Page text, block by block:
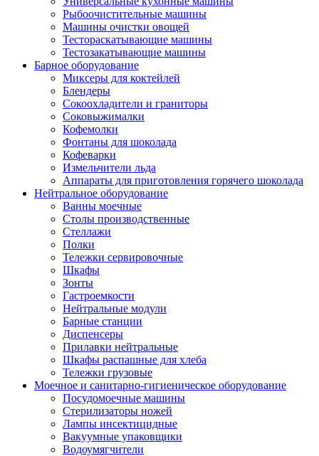
Рыбоочистительные машины
Машины очистки овощей
Тестораскатывающие машины
Тестозакатывающие машины
Барное оборудование
Миксеры для коктейлей
Блендеры
Сокоохладители и граниторы
Соковыжималки
Кофемолки
Фонтаны для шоколада
Кофеварки
Измельчители льда
Аппараты для приготовления горячего шоколада
Нейтральное оборудование
Ванны моечные
Столы производственные
Стеллажи
Полки
Тележки сервировочные
Шкафы
Зонты
Гастроемкости
Нейтральные модули
Барные станции
Диспенсеры
Прилавки нейтральные
Шкафы распашные для хлеба
Тележки грузовые
Моечное и санитарно-гигиеническое оборудование
Посудомоечные машины
Стерилизаторы ножей
Лампы инсектицидные
Вакуумные упаковщики
Водоумягчители